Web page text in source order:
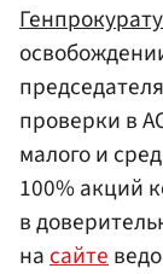
проверки в
малого и
100% акций
в
насайте